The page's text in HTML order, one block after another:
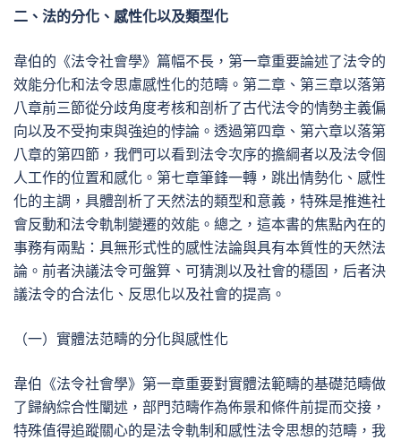
二、法的分化、感性化以及類型化
韋伯的《法令社會學》篇幅不長，第一章重要論述了法令的
效能分化和法令思慮感性化的范疇。第二章、第三章以落第
八章前三節從分歧角度考核和剖析了古代法令的情勢主義偏
向以及不受拘束與強迫的悖論。透過第四章、第六章以落第
八章的第四節，我們可以看到法令次序的擔綱者以及法令個
人工作的位置和感化。第七章筆鋒一轉，跳出情勢化、感性
化的主調，具體剖析了天然法的類型和意義，特殊是推進社
會反動和法令軌制變遷的效能。總之，這本書的焦點內在的
事務有兩點：具無形式性的感性法論與具有本質性的天然法
論。前者決議法令可盤算、可猜測以及社會的穩固，后者決
議法令的合法化、反思化以及社會的提高。
（一）實體法范疇的分化與感性化
韋伯《法令社會學》第一章重要對實體法範疇的基礎范疇做
了歸納綜合性闡述，部門范疇作為佈景和條件前提而交接，
特殊值得追蹤關心的是法令軌制和感性法令思想的范疇，我